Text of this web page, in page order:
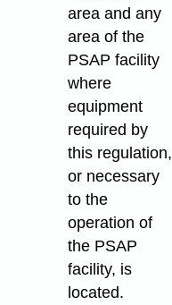
area and any
area of the
PSAP facility
where
equipment
required by
this regulation,
or necessary
to the
operation of
the PSAP
facility, is
located.